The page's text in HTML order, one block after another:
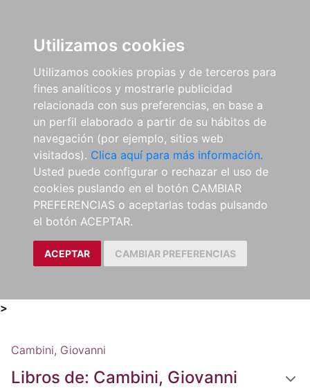
Utilizamos cookies
Utilizamos cookies propias y de terceros para
fines analíticos y mostrarle publicidad
relacionada con sus preferencias, en base a
un perfil elaborado a partir de su hábitos de
navegación (por ejemplo, sitios web
visitados). Clica aquí para más información.
Usted puede configurar o rechazar el uso de
cookies puslando en el botón CAMBIAR
PREFERENCIAS o aceptarlas todas pulsando
el botón ACEPTAR.
ACEPTAR CAMBIAR PREFERENCIAS
>
Cambini, Giovanni
Libros de: Cambini, Giovanni